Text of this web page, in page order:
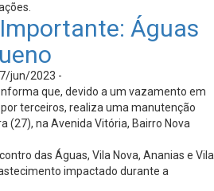
Águas
jun/2023 -
que, devido a um vazamento em
terceiros, realiza uma manutenção
(27), na Avenida Vitória, Bairro Nova
das Águas, Vila Nova, Ananias e Vila
impactado durante a